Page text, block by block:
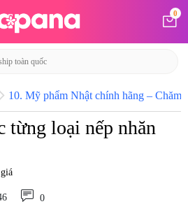
0
10. Mỹ phẩm Nhật chính hãng – Chăm
từng loại nếp nhăn
0